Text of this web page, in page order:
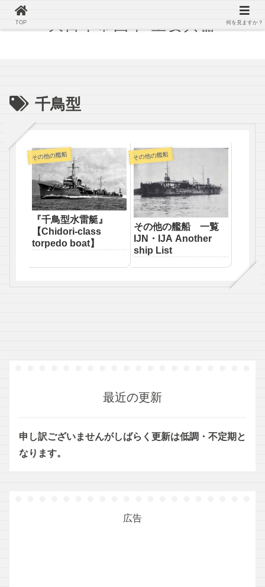
千鳥型
その他の艦船
『千鳥型水雷艇』
【Chidori-class
torpedo boat】
その他の艦船
その他の艦船 一覧
IJN・IJA Another
ship List
最近の更新
申し訳ございませんがしばらく更新は低調・不定期と
なります。
広告
TOP 何を見ますか？